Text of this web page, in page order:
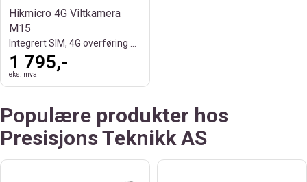
Hikmicro 4G Viltkamera
M15
1 795,-
eks. mva
Populære produkter hos
Presisjons Teknikk AS